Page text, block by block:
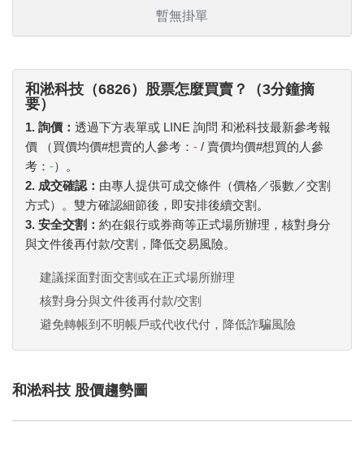
暫無掛單
和淞科技（6826）股票怎麼買賣？（3分鐘摘
要）
1. 詢價： 透過下方表單或 LINE 詢問 和淞科技最新參考報
價 （買價均價#想賣的人參考： - / 賣價均價#想買的人參
考： -）。
2. 成交確認： 由專人提供可成交條件（價格／張數／交割
方式）。雙方確認細節後，即安排後續交割。
3. 安全交割： 約在銀行或券商等正式場所辦理，核對身分
與文件後再付款/交割，降低交易風險。
建議採面對面交割或在正式場所辦理
核對身分與文件後再付款/交割
避免轉帳到不明帳戶或代收代付，降低詐騙風險
和淞科技 股價趨勢圖